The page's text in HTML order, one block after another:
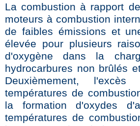
La combustion à rapport
moteurs à combustion
de faibles émissions et
élevée pour plusieurs
d'oxygène dans la
hydrocarbures non brûlés
Deuxièmement,
températures de
la formation d'oxydes
températures de